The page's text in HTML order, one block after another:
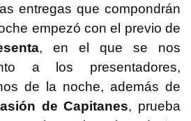
entregas que compondrán
empezó con el previo de
, en el que se nos
a los presentadores,
de la noche, además de
de Capitanes, prueba